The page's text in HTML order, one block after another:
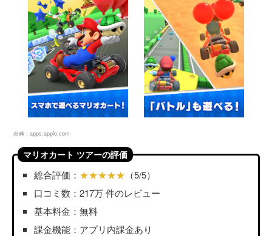
出典： apps.apple.com
マリオカート ツアーの評価
総合評価： ★★★★★ （5/5）
口コミ数：217万 件のレビュー
基本料金：無料
課金機能：アプリ内課金あり